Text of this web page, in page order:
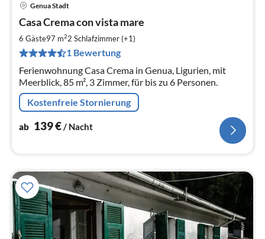
Genua Stadt
Casa Crema con vista mare
6 Gäste97 m22 Schlafzimmer (+1)
1 Bewertung
Ferienwohnung Casa Crema in Genua, Ligurien, mit
Meerblick, 85 m², 3 Zimmer, für bis zu 6 Personen.
Kostenfreie Stornierung
ab 139€/ Nacht